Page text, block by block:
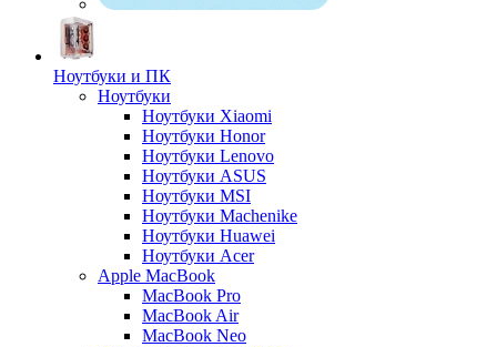
Ноутбуки и ПК
Ноутбуки
Ноутбуки Xiaomi
Ноутбуки Honor
Ноутбуки Lenovo
Ноутбуки ASUS
Ноутбуки MSI
Ноутбуки Machenike
Ноутбуки Huawei
Ноутбуки Acer
Apple MacBook
MacBook Pro
MacBook Air
MacBook Neo